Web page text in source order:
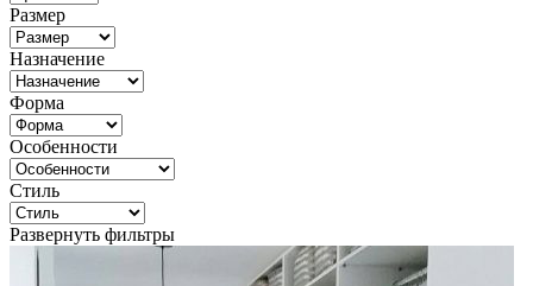
Размер
Назначение
Форма
Особенности
Стиль
Развернуть фильтры